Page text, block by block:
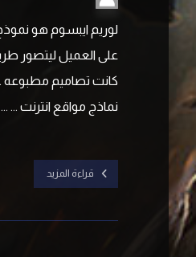
لوريم ايبسوم هو
على العميل ليتصور
كانت تصاميم مطبوعه
نماذج مواقع انترنت ... ...
قراءة المزيد